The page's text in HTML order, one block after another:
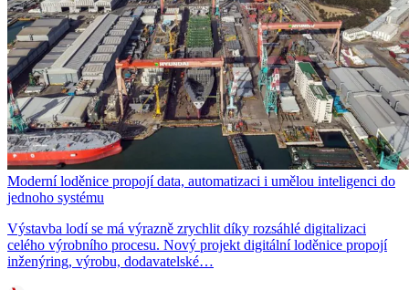
Moderní loděnice propojí data, automatizaci i umělou inteligenci do
jednoho systému
Výstavba lodí se má výrazně zrychlit díky rozsáhlé digitalizaci
celého výrobního procesu. Nový projekt digitální loděnice propojí
inženýring, výrobu, dodavatelské…